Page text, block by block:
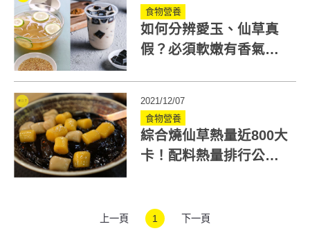
食物營養
如何分辨愛玉、仙草真
假？必須軟嫩有香氣，
2021/12/07
食物營養
綜合燒仙草熱量近800大
卡！配料熱量排行公開
上一頁 1 下一頁